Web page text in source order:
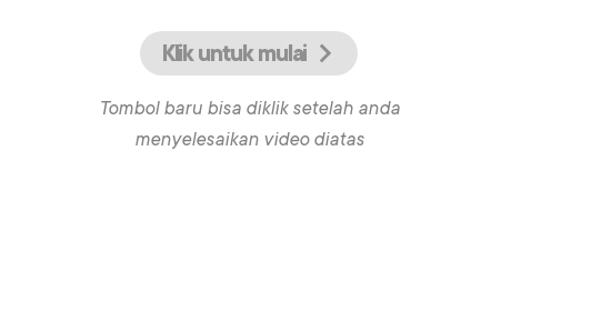
Klik untuk mulai
Tombol baru bisa diklik setelah anda
menyelesaikan video diatas